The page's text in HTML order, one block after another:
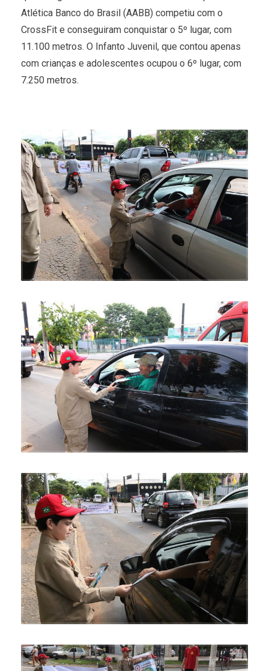
Atlética Banco do Brasil (AABB) competiu com o
CrossFit e conseguiram conquistar o 5º lugar, com
11.100 metros. O Infanto Juvenil, que contou apenas
com crianças e adolescentes ocupou o 6º lugar, com
7.250 metros.